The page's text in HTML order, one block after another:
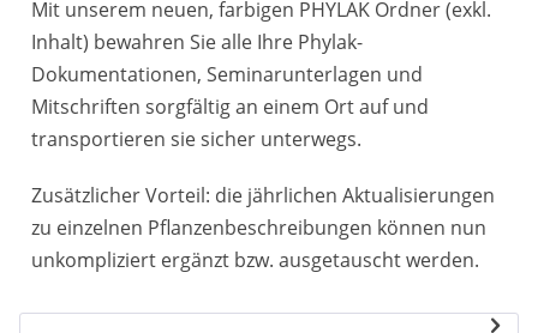
Mit unserem neuen, farbigen PHYLAK Ordner (exkl.
Inhalt) bewahren Sie alle Ihre Phylak-
Dokumentationen, Seminarunterlagen und
Mitschriften sorgfältig an einem Ort auf und
transportieren sie sicher unterwegs.
Zusätzlicher Vorteil: die jährlichen Aktualisierungen
zu einzelnen Pflanzenbeschreibungen können nun
unkompliziert ergänzt bzw. ausgetauscht werden.